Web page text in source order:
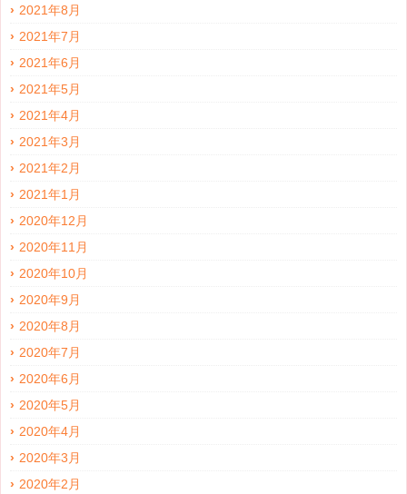
2021年8月
2021年7月
2021年6月
2021年5月
2021年4月
2021年3月
2021年2月
2021年1月
2020年12月
2020年11月
2020年10月
2020年9月
2020年8月
2020年7月
2020年6月
2020年5月
2020年4月
2020年3月
2020年2月